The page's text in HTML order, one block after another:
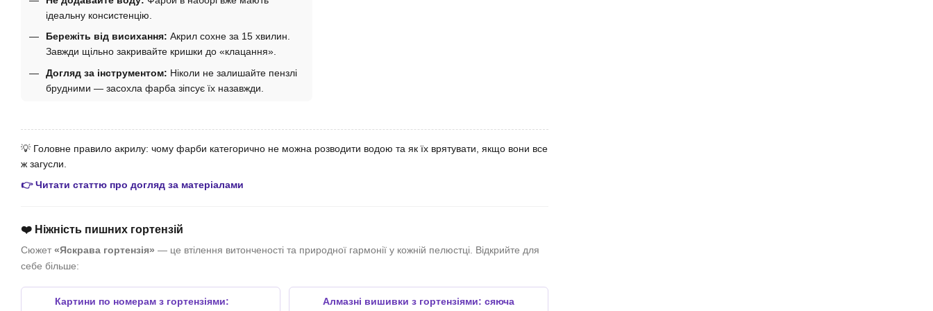
ідеальну консистенцію.
Бережіть від висихання: Акрил сохне за 15 хвилин.
Завжди щільно закривайте кришки до «клацання».
Догляд за інструментом: Ніколи не залишайте пензлі
брудними — засохла фарба зіпсує їх назавжди.
💡 Головне правило акрилу: чому фарби категорично не можна розводити водою та як їх врятувати, якщо вони все
ж загусли.
👉 Читати статтю про догляд за матеріалами
❤️ Ніжність пишних гортензій
Сюжет «Яскрава гортензія» — це втілення витонченості та природної гармонії у кожній пелюстці. Відкрийте для
себе більше:
Картини по номерам з гортензіями:
Алмазні вишивки з гортензіями: сяюча